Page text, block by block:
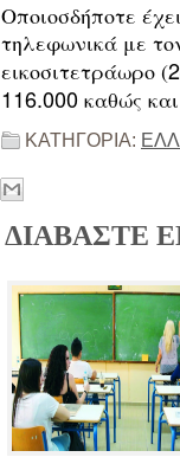
Οποιοσδήποτε
τηλεφωνικά με
εικοσιτετράωρο (
116.000 καθώς
ΚΑΤΗΓΟΡΙΑ:
ΔΙΑΒΑΣΤΕ